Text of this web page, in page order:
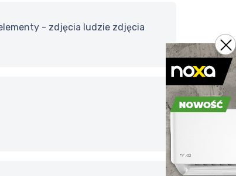
- zdjęcia ludzie zdjęcia